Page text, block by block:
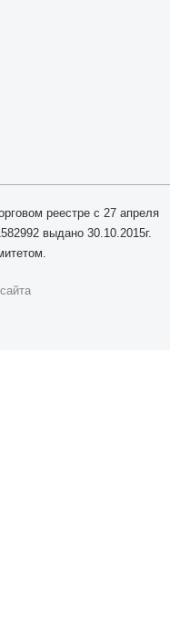
реестре с 27 апреля
выдано 30.10.2015г.